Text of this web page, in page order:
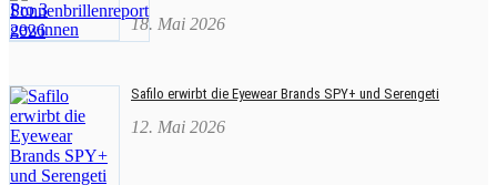
18. Mai 2026
Safilo erwirbt die Eyewear Brands SPY+ und Serengeti
12. Mai 2026